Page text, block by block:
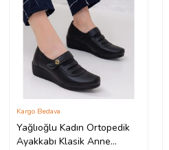
Yağlıoğlu Kadın Ortopedik
Ayakkabı Klasik Anne
Kargo Bedava